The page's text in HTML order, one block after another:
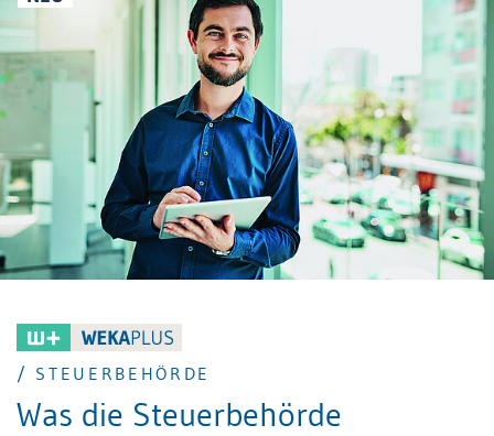
Position ein kostspieliger Steuerfall wird.
/ STEUERBEHÖRDE
Was die Steuerbehörde